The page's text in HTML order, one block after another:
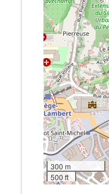
300 m
500 ft